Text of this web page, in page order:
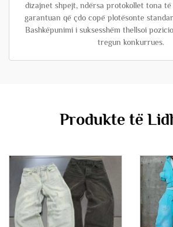
dizajnet shpejt, ndërsa protokollet tona të
garantuan që çdo copë plotësonte
Bashkëpunimi i suksesshëm thellsoi
tregun konkurrues.
Produkte të